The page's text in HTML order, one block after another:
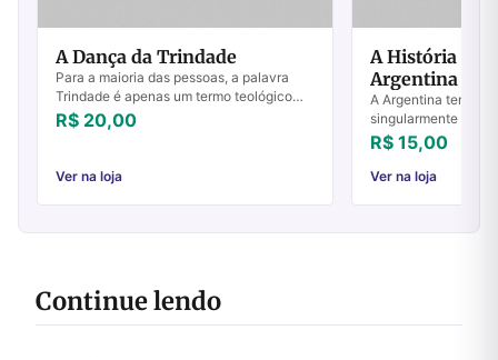
A Dança da Trindade
Para a maioria das pessoas, a palavra
Trindade é apenas um termo teológico
que não diz muita coisa a respeito do
cotidiano de sua fé. O termo nem se
R$ 20,00
Ver na loja
A História do
Argentina
A Argentina tem
singularmente
visitações do
contemporâneo.
apenas três fases
R$ 15,00
Ver na loja
Continue lendo